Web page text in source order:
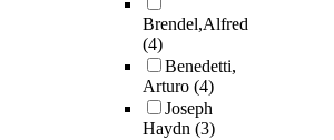
Brendel,Alfred
(4)
Benedetti,
Arturo (4)
Joseph
Haydn (3)